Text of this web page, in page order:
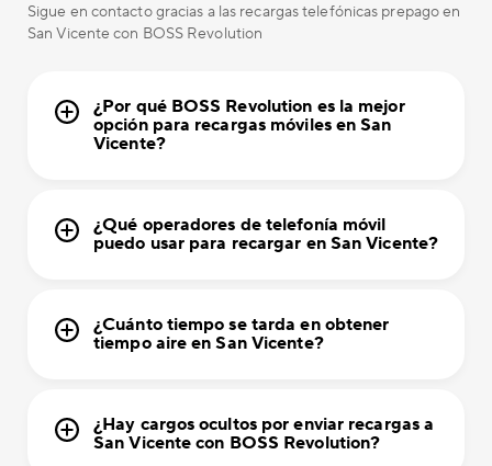
Sigue en contacto gracias a las recargas telefónicas prepago en
San Vicente con BOSS Revolution
¿Por qué BOSS Revolution es la mejor
opción para recargas móviles en San
Vicente?
¿Qué operadores de telefonía móvil
puedo usar para recargar en San Vicente?
¿Cuánto tiempo se tarda en obtener
tiempo aire en San Vicente?
¿Hay cargos ocultos por enviar recargas a
San Vicente con BOSS Revolution?